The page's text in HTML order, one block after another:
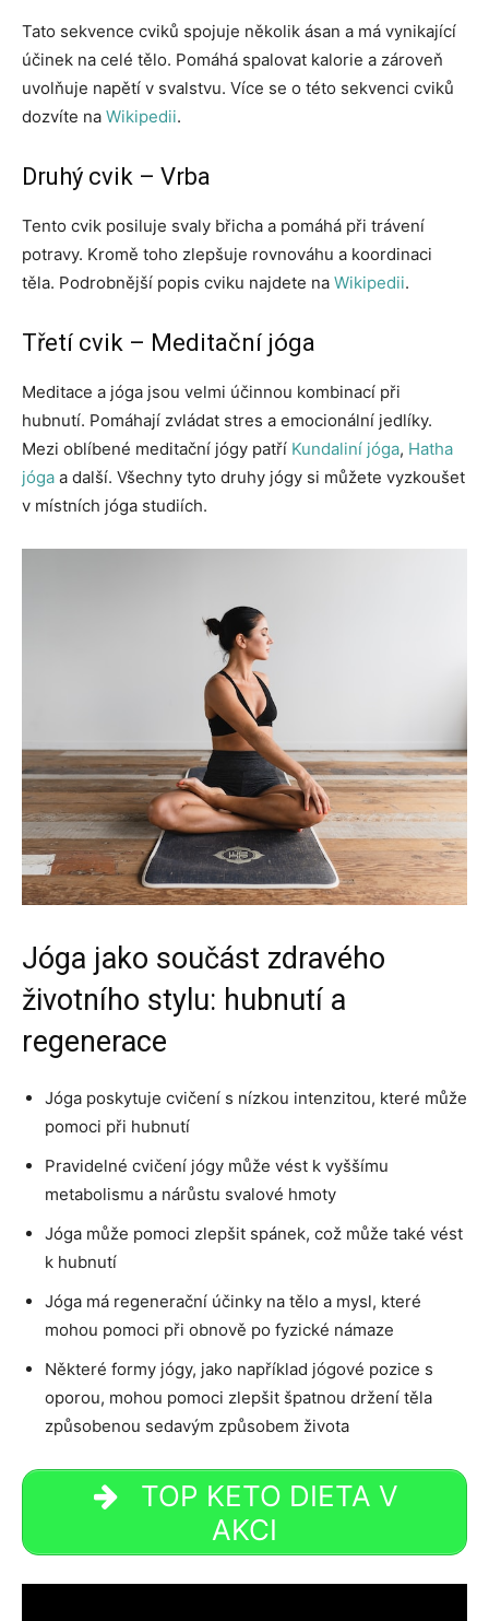
Tato sekvence cviků spojuje několik ásan a má vynikající
účinek na celé tělo. Pomáhá spalovat kalorie a zároveň
uvolňuje napětí v svalstvu. Více se o této sekvenci cviků
dozvíte na Wikipedii.
Druhý cvik – Vrba
Tento cvik posiluje svaly břicha a pomáhá při trávení
potravy. Kromě toho zlepšuje rovnováhu a koordinaci
těla. Podrobnější popis cviku najdete na Wikipedii.
Třetí cvik – Meditační jóga
Meditace a jóga jsou velmi účinnou kombinací při
hubnutí. Pomáhají zvládat stres a emocionální jedlíky.
Mezi oblíbené meditační jógy patří Kundaliní jóga, Hatha
jóga a další. Všechny tyto druhy jógy si můžete vyzkoušet
v místních jóga studiích.
Jóga jako součást zdravého
životního stylu: hubnutí a
regenerace
Jóga poskytuje cvičení s nízkou intenzitou, které může
pomoci při hubnutí
Pravidelné cvičení jógy může vést k vyššímu
metabolismu a nárůstu svalové hmoty
Jóga může pomoci zlepšit spánek, což může také vést
k hubnutí
Jóga má regenerační účinky na tělo a mysl, které
mohou pomoci při obnově po fyzické námaze
Některé formy jógy, jako například jógové pozice s
oporou, mohou pomoci zlepšit špatnou držení těla
způsobenou sedavým způsobem života
TOP KETO DIETA V
AKCI